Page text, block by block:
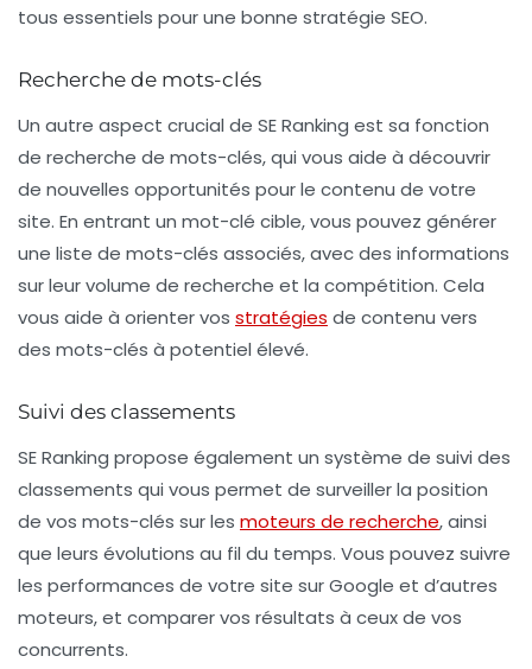
tous essentiels pour une bonne stratégie SEO.
Recherche de mots-clés
Un autre aspect crucial de SE Ranking est sa fonction
de recherche de mots-clés, qui vous aide à découvrir
de nouvelles opportunités pour le contenu de votre
site. En entrant un mot-clé cible, vous pouvez générer
une liste de mots-clés associés, avec des informations
sur leur volume de recherche et la compétition. Cela
vous aide à orienter vos stratégies de contenu vers
des mots-clés à potentiel élevé.
Suivi des classements
SE Ranking propose également un système de suivi des
classements qui vous permet de surveiller la position
de vos mots-clés sur les moteurs de recherche, ainsi
que leurs évolutions au fil du temps. Vous pouvez suivre
les performances de votre site sur Google et d’autres
moteurs, et comparer vos résultats à ceux de vos
concurrents.